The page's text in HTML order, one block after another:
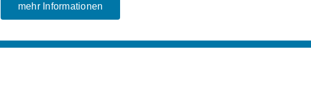
mehr Informationen